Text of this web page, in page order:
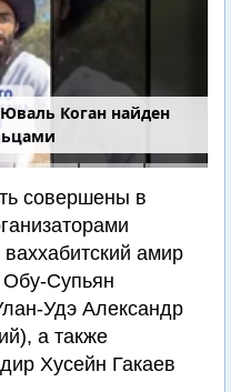
Коган найден
совершены в
амир
Обу-Супьян
Удэ Александр
а также
Хусейн Гакаев